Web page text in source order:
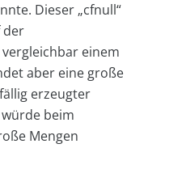
Dieser „cfnull“
der
einem
aber eine große
erzeugter
beim
Mengen